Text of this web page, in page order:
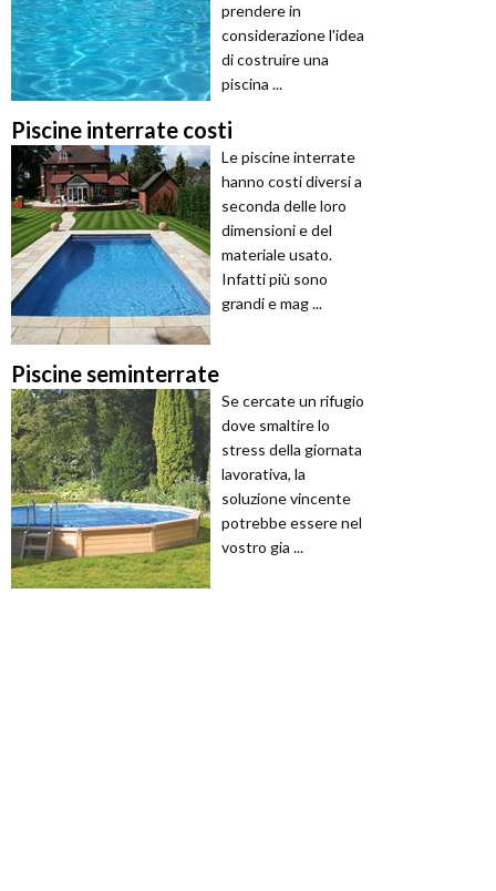
prendere in
considerazione l'idea
di costruire una
piscina ...
Piscine interrate costi
Le piscine interrate
hanno costi diversi a
seconda delle loro
dimensioni e del
materiale usato.
Infatti più sono
grandi e mag ...
Piscine seminterrate
Se cercate un rifugio
dove smaltire lo
stress della giornata
lavorativa, la
soluzione vincente
potrebbe essere nel
vostro gia ...